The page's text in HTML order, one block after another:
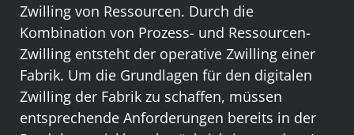
Zwilling von Ressourcen. Durch die
Kombination von Prozess- und Ressourcen-
Zwilling entsteht der operative Zwilling einer
Fabrik. Um die Grundlagen für den digitalen
Zwilling der Fabrik zu schaffen, müssen
entsprechende Anforderungen bereits in der